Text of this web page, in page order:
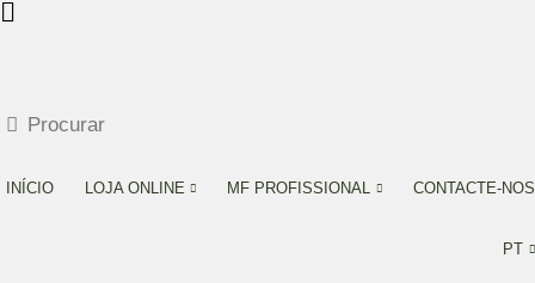
Procurar
INÍCIO LOJA ONLINE MF PROFISSIONAL CONTACTE-NOS
PT